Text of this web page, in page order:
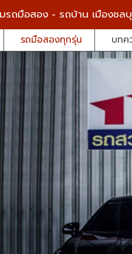
รถมือสอง - รถบ้าน เมืองชล
รถมือสองทุกรุ่น บทค